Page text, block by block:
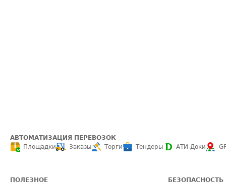
АВТОМАТИЗАЦИЯ ПЕРЕВОЗОК
Площадки
Заказы Торги Тендеры АТИ-Доки
ПОЛЕЗНОЕ БЕЗОПАСНОСТЬ